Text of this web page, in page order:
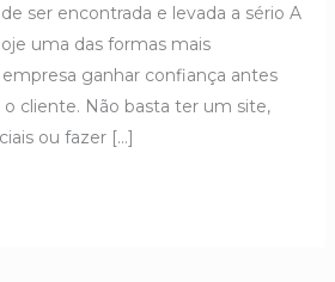
ser encontrada e levada a sério A
uma das formas mais
ganhar confiança antes
cliente. Não basta ter um site,
ou fazer […]